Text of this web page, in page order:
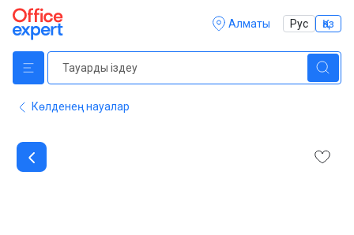
Алматы Рус Қаз
Көлденең науалар